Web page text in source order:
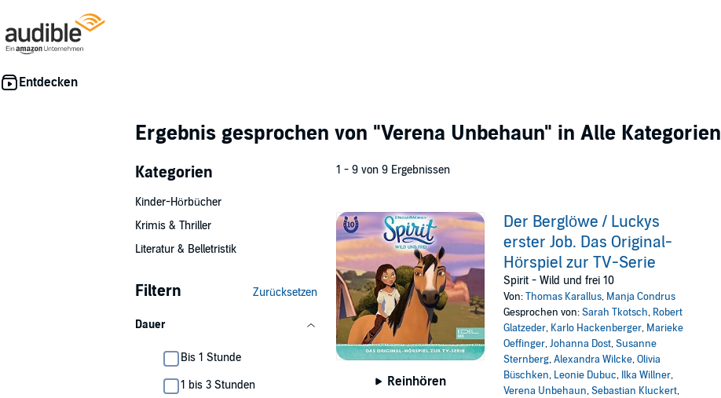
Ergebnis gesprochen von "Verena Unbehaun" in Alle Kategorien
Kategorien
Kinder-Hörbücher
Krimis & Thriller
Literatur & Belletristik
Filtern Zurücksetzen
Dauer
Bis 1 Stunde
1 bis 3 Stunden
1 - 9 von 9 Ergebnissen
Reinhören
Der Berglöwe / Luckys
erster Job. Das Original-
Hörspiel zur TV-Serie
Spirit - Wild und frei 10
Von:Thomas Karallus, Manja Condrus
Gesprochen von:Sarah Tkotsch, Robert
Glatzeder, Karlo Hackenberger, Marieke
Oeffinger,Johanna Dost,Susanne
Sternberg,Alexandra Wilcke,Olivia
Büschken, Leonie Dubuc, Ilka Willner,
Verena Unbehaun,Sebastian Kluckert,